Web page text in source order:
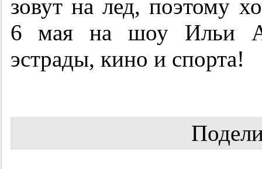
зовут на лед, поэтому
6 мая на шоу Ильи
эстрады, кино и спорта!